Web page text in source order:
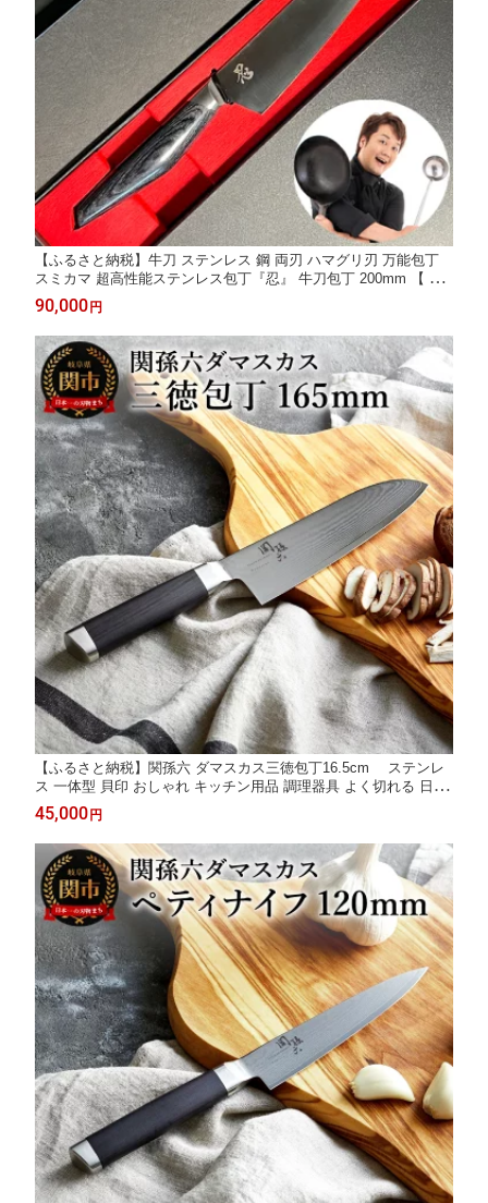
【ふるさと納税】牛刀 ステンレス 鋼 両刃 ハマグリ刃 万能包丁
スミカマ 超高性能ステンレス包丁『忍』 牛刀包丁 200mm 【 CO
COCORO（コココロ）×スミカマ 共同開発 】 肉 魚 野菜 20cm
関市 ギフト 化粧箱 ブランド 人気youtuber タレント 大西哲也 包
丁
90,000 円
【ふるさと納税】関孫六 ダマスカス三徳包丁16.5cm ステンレ
ス 一体型 貝印 おしゃれ キッチン用品 調理器具 よく切れる 日本
製 引越し 新生活 贈り物・ギフトにも 送料無料 H30-02 テレビ
雑誌 人気 165mm
45,000 円